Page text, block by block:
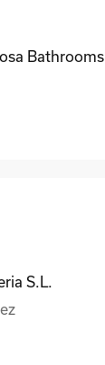
Bathrooms
S.L.